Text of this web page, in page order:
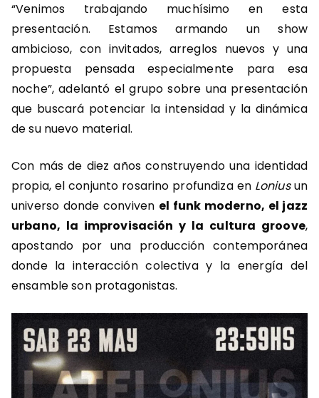
“Venimos trabajando muchísimo en esta
presentación. Estamos armando un show
ambicioso, con invitados, arreglos nuevos y una
propuesta pensada especialmente para esa
noche”, adelantó el grupo sobre una presentación
que buscará potenciar la intensidad y la dinámica
de su nuevo material.
Con más de diez años construyendo una identidad
propia, el conjunto rosarino profundiza en Loniusun
universo donde conviven el funk moderno, el jazz
urbano, la improvisación y la cultura groove,
apostando por una producción contemporánea
donde la interacción colectiva y la energía del
ensamble son protagonistas.